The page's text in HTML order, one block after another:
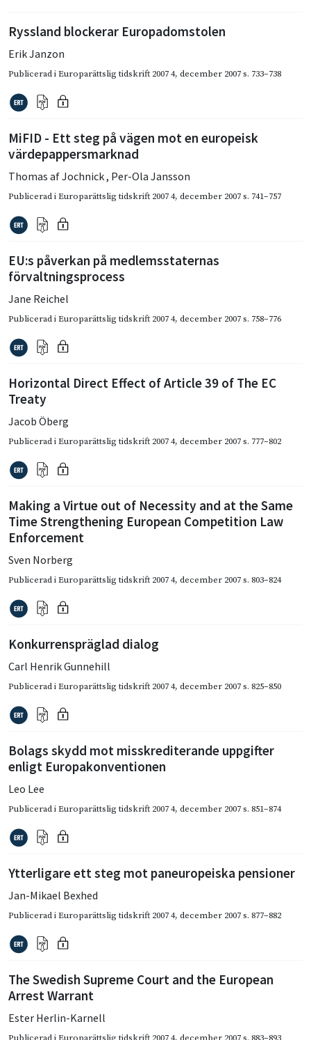
Ryssland blockerar Europadomstolen
Erik Janzon
Publicerad iEuroparättslig tidskrift 2007 4, december 2007s. 733–738
MiFID - Ett steg på vägen mot en europeisk
värdepappersmarknad
Thomas af Jochnick, Per-Ola Jansson
Publicerad iEuroparättslig tidskrift 2007 4, december 2007s. 741–757
EU:s påverkan på medlemsstaternas
förvaltningsprocess
Jane Reichel
Publicerad iEuroparättslig tidskrift 2007 4, december 2007s. 758–776
Horizontal Direct Effect of Article 39 of The EC
Treaty
Jacob Öberg
Publicerad iEuroparättslig tidskrift 2007 4, december 2007s. 777–802
Making a Virtue out of Necessity and at the Same
Time Strengthening European Competition Law
Enforcement
Sven Norberg
Publicerad iEuroparättslig tidskrift 2007 4, december 2007s. 803–824
Konkurrenspräglad dialog
Carl Henrik Gunnehill
Publicerad iEuroparättslig tidskrift 2007 4, december 2007s. 825–850
Bolags skydd mot misskrediterande uppgifter
enligt Europakonventionen
Leo Lee
Publicerad iEuroparättslig tidskrift 2007 4, december 2007s. 851–874
Ytterligare ett steg mot paneuropeiska pensioner
Jan-Mikael Bexhed
Publicerad iEuroparättslig tidskrift 2007 4, december 2007s. 877–882
The Swedish Supreme Court and the European
Arrest Warrant
Ester Herlin-Karnell
Publicerad i Europarättslig tidskrift 2007 4, december 2007s. 883–893